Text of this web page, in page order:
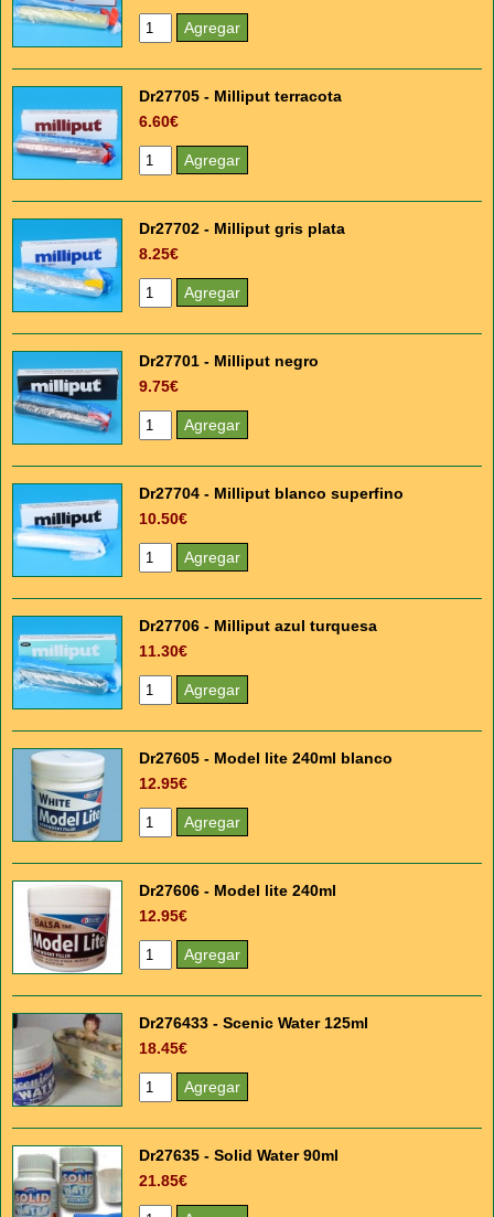
Dr27705 - Milliput terracota
6.60€
Dr27702 - Milliput gris plata
8.25€
Dr27701 - Milliput negro
9.75€
Dr27704 - Milliput blanco superfino
10.50€
Dr27706 - Milliput azul turquesa
11.30€
Dr27605 - Model lite 240ml blanco
12.95€
Dr27606 - Model lite 240ml
12.95€
Dr276433 - Scenic Water 125ml
18.45€
Dr27635 - Solid Water 90ml
21.85€